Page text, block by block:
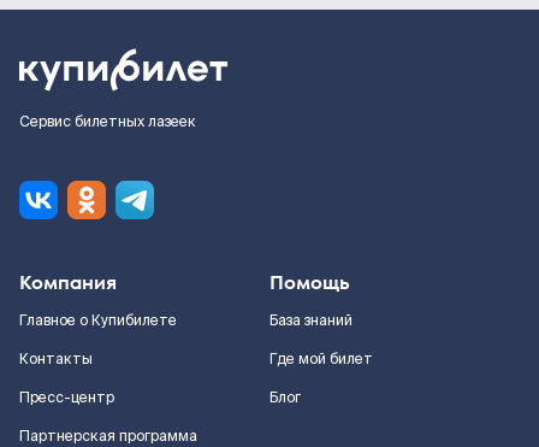
Сервис билетных лазеек
Компания
Главное о Купибилете
Контакты
Пресс-центр
Партнерская программа
Помощь
База знаний
Где мой билет
Блог